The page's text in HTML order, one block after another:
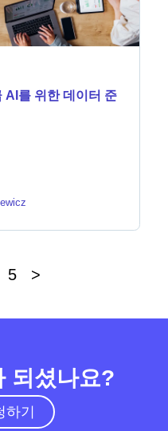
AI를 위한 데이터 준
5 >
되셨나요?
기